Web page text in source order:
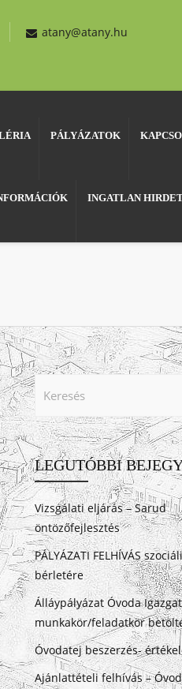
atany@atany.hu
PÁLYÁZATOK
INGATLAN
LEGUTÓBBI
Vizsgálati eljárás – Sarud
öntözőfejlesztés
PÁLYÁZATI FELHÍVÁS
bérletére
Álláypályázat Óvoda
munkakör/feladatkör
Óvodatej beszerzés-
Ajánlattételi felhívás –